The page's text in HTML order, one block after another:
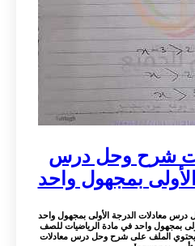
شرح وحل درس
بمجهول واحد
درس معادلات الدرجة الأولى بمجهول واحد
بمجهول واحد في مادة الرياضيات للصف
يحتوي الملف على شرح وحل درس معادلات